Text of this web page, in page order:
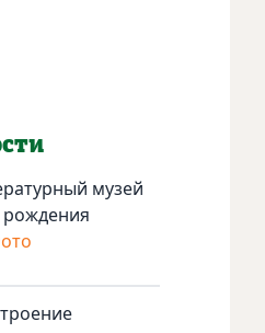
музей
рождения